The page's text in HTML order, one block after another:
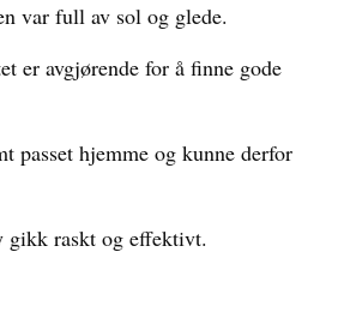
var full av sol og glede.
er avgjørende for å finne gode
passet hjemme og kunne derfor
gikk raskt og effektivt.